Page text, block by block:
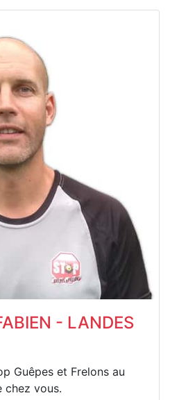
- LANDES
Guêpes et Frelons au
chez vous.